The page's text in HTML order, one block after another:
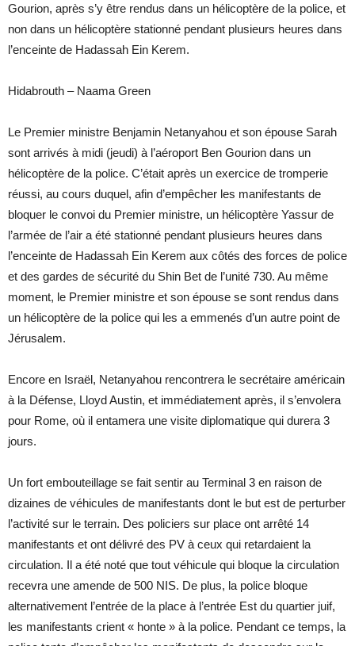
Gourion, après s’y être rendus dans un hélicoptère de la police, et
non dans un hélicoptère stationné pendant plusieurs heures dans
l’enceinte de Hadassah Ein Kerem.
Hidabrouth – Naama Green
Le Premier ministre Benjamin Netanyahou et son épouse Sarah
sont arrivés à midi (jeudi) à l’aéroport Ben Gourion dans un
hélicoptère de la police. C’était après un exercice de tromperie
réussi, au cours duquel, afin d’empêcher les manifestants de
bloquer le convoi du Premier ministre, un hélicoptère Yassur de
l’armée de l’air a été stationné pendant plusieurs heures dans
l’enceinte de Hadassah Ein Kerem aux côtés des forces de police
et des gardes de sécurité du Shin Bet de l’unité 730. Au même
moment, le Premier ministre et son épouse se sont rendus dans
un hélicoptère de la police qui les a emmenés d’un autre point de
Jérusalem.
Encore en Israël, Netanyahou rencontrera le secrétaire américain
à la Défense, Lloyd Austin, et immédiatement après, il s’envolera
pour Rome, où il entamera une visite diplomatique qui durera 3
jours.
Un fort embouteillage se fait sentir au Terminal 3 en raison de
dizaines de véhicules de manifestants dont le but est de perturber
l’activité sur le terrain. Des policiers sur place ont arrêté 14
manifestants et ont délivré des PV à ceux qui retardaient la
circulation. Il a été noté que tout véhicule qui bloque la circulation
recevra une amende de 500 NIS. De plus, la police bloque
alternativement l’entrée de la place à l’entrée Est du quartier juif,
les manifestants crient « honte » à la police. Pendant ce temps, la